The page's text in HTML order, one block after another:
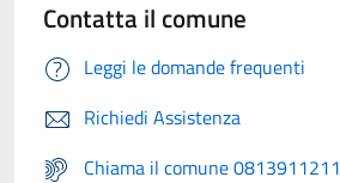
Contatta il comune
Leggi le domande frequenti
Richiedi Assistenza
Chiama il comune 0813911211